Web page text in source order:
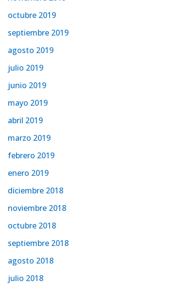
octubre 2019
septiembre 2019
agosto 2019
julio 2019
junio 2019
mayo 2019
abril 2019
marzo 2019
febrero 2019
enero 2019
diciembre 2018
noviembre 2018
octubre 2018
septiembre 2018
agosto 2018
julio 2018